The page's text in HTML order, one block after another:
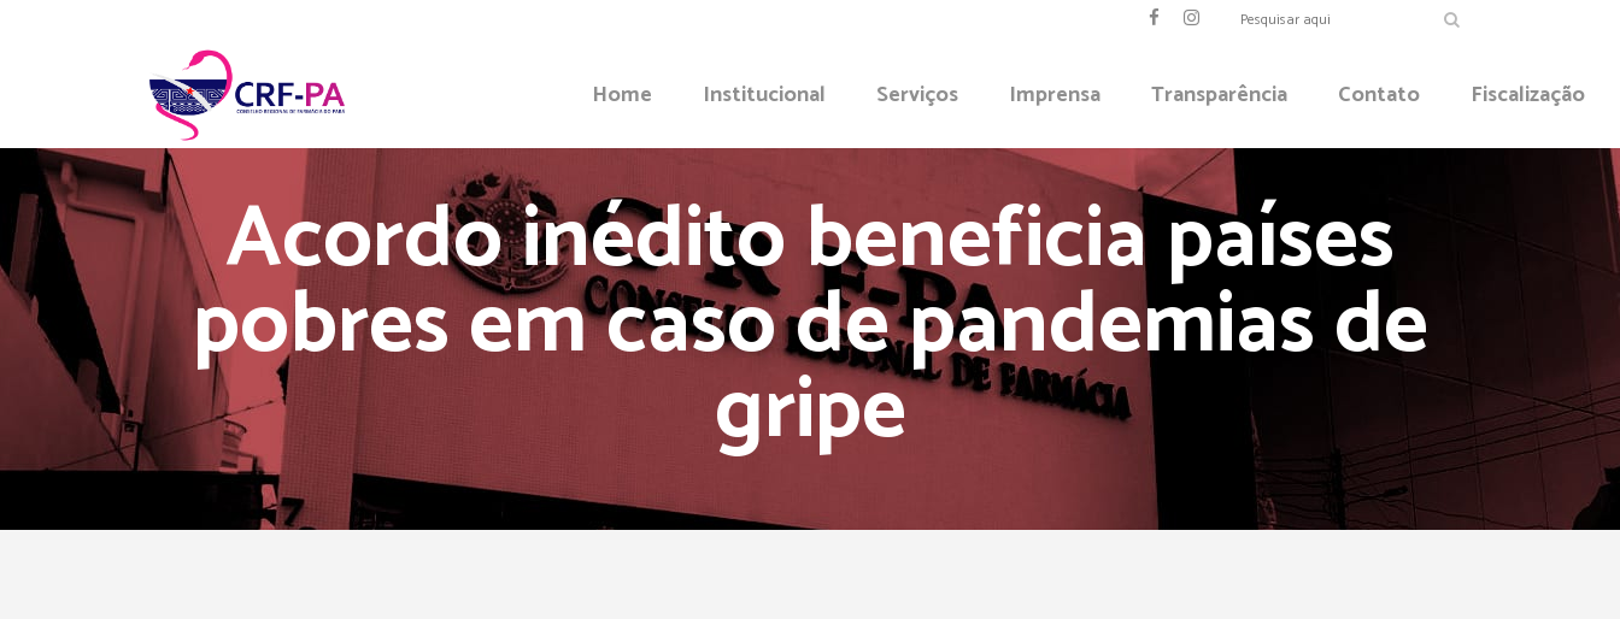
Home Institucional Serviços Imprensa Transparência Contato Fiscalização
Acordo inédito beneficia países
pobres em caso de pandemias de
gripe